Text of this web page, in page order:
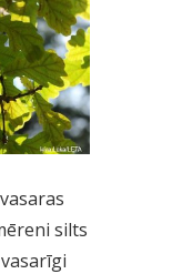
silts